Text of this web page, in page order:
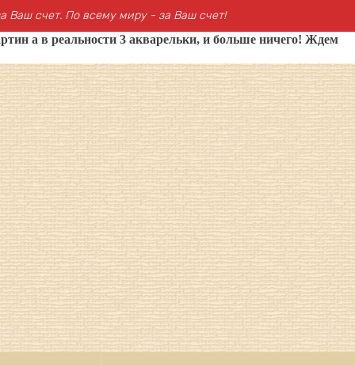
Ваш счет. По всему миру - за Ваш счет!
а в реальности 3 акварельки, и больше ничего! Ждем